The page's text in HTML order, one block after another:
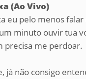
(Ao Vivo)
eu pelo menos falar
minuto ouvir tua
precisa me perdoar.
já não consigo